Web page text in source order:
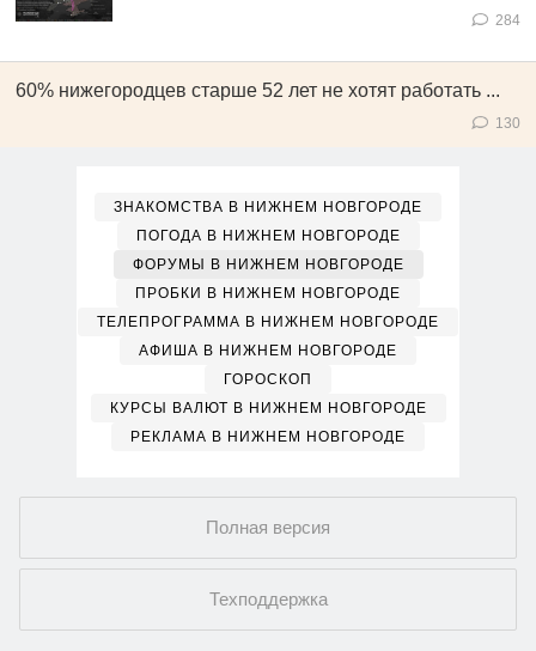
284
60% нижегородцев старше 52 лет не хотят работать ...
130
ЗНАКОМСТВА В НИЖНЕМ НОВГОРОДЕ
ПОГОДА В НИЖНЕМ НОВГОРОДЕ
ФОРУМЫ В НИЖНЕМ НОВГОРОДЕ
ПРОБКИ В НИЖНЕМ НОВГОРОДЕ
ТЕЛЕПРОГРАММА В НИЖНЕМ НОВГОРОДЕ
АФИША В НИЖНЕМ НОВГОРОДЕ
ГОРОСКОП
КУРСЫ ВАЛЮТ В НИЖНЕМ НОВГОРОДЕ
РЕКЛАМА В НИЖНЕМ НОВГОРОДЕ
Полная версия
Техподдержка